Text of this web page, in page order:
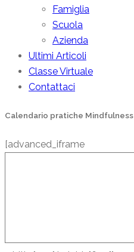
Famiglia
Scuola
Azienda
Ultimi Articoli
Classe Virtuale
Contattaci
Calendario pratiche Mindfulness
[advanced_iframe